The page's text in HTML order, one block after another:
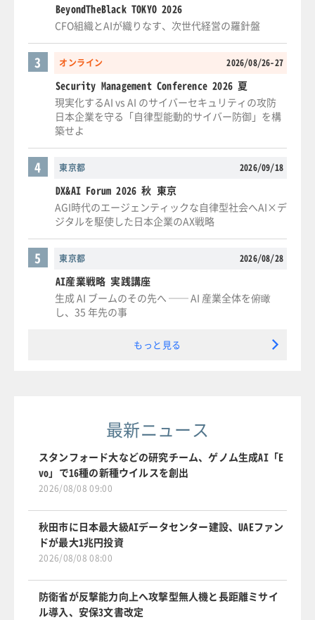
BeyondTheBlack TOKYO 2026
CFO組織とAIが織りなす、次世代経営の羅針盤
オンライン 2026/08/26-27
3
Security Management Conference 2026 夏
現実化するAI vs AI のサイバーセキュリティの攻防
日本企業を守る「自律型能動的サイバー防御」を構
築せよ
東京都 2026/09/18
4
DX&AI Forum 2026 秋 東京
AGI時代のエージェンティックな自律型社会へAI×デ
ジタルを駆使した日本企業のAX戦略
東京都 2026/08/28
5
AI産業戦略 実践講座
生成 AI ブームのその先へ ── AI 産業全体を俯瞰
し、35 年先の事
もっと見る
最新ニュース
スタンフォード大などの研究チーム、ゲノム生成AI「E
vo」で16種の新種ウイルスを創出
2026/08/08 09:00
秋田市に日本最大級AIデータセンター建設、UAEファン
ドが最大1兆円投資
2026/08/08 08:00
防衛省が反撃能力向上へ攻撃型無人機と長距離ミサイ
ル導入、安保3文書改定